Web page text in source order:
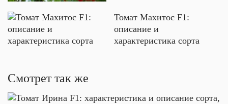
Томат Махитос F1:
описание и
характеристика сорта
Смотрет так же